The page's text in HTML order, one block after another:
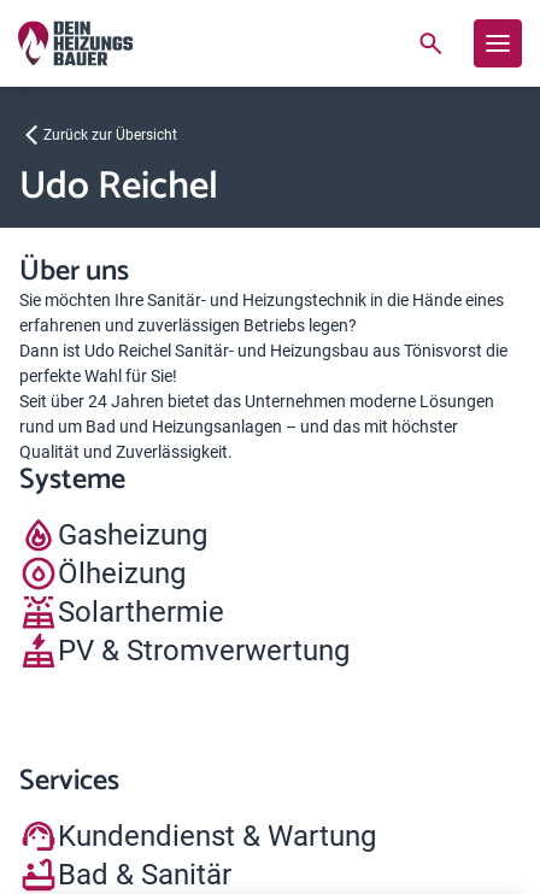
Zurück zur Übersicht
Udo Reichel
Über uns
Sie möchten Ihre Sanitär- und Heizungstechnik in die Hände eines
erfahrenen und zuverlässigen Betriebs legen?
Dann ist Udo Reichel Sanitär- und Heizungsbau aus Tönisvorst die
perfekte Wahl für Sie!
Seit über 24 Jahren bietet das Unternehmen moderne Lösungen
rund um Bad und Heizungsanlagen – und das mit höchster
Qualität und Zuverlässigkeit.
Systeme
Gasheizung
Ölheizung
Solarthermie
PV & Stromverwertung
Services
Kundendienst & Wartung
Bad & Sanitär